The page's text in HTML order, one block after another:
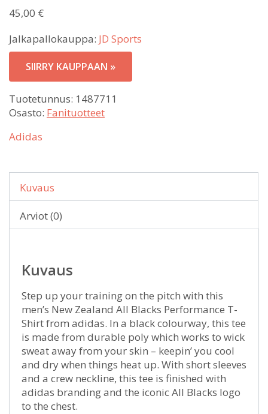
45,00 €
Jalkapallokauppa: JD Sports
SIIRRY KAUPPAAN »
Tuotetunnus: 1487711
Osasto: Fanituotteet
Adidas
Kuvaus
Arviot (0)
Kuvaus
Step up your training on the pitch with this
men’s New Zealand All Blacks Performance T-
Shirt from adidas. In a black colourway, this tee
is made from durable poly which works to wick
sweat away from your skin – keepin’ you cool
and dry when things heat up. With short sleeves
and a crew neckline, this tee is finished with
adidas branding and the iconic All Blacks logo
to the chest.